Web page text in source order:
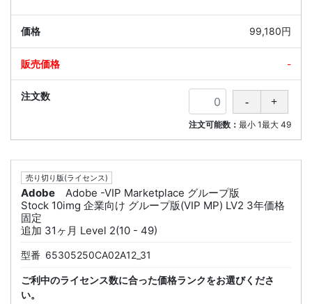
99,180円
-
注文可能数： 最小 1最大 49
売り切り版(ライセンス)
Adobe
Adobe -VIP Marketplace グループ版
Stock 10img 企業向け グループ版(VIP MP) LV2 3年価格
固定
追加 31ヶ月 Level 2(10 - 49)
型番 65305250CA02A12_31
ご利中のライセンス数に合った価格ランクをお選びくださ
い。